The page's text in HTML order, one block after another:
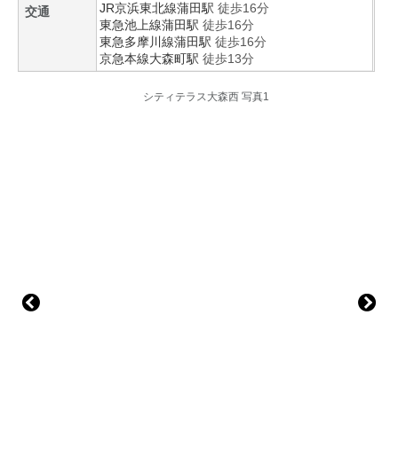
交通 JR京浜東北線蒲田駅 徒歩16分
東急池上線蒲田駅 徒歩16分
東急多摩川線蒲田駅 徒歩16分
京急本線大森町駅 徒歩13分